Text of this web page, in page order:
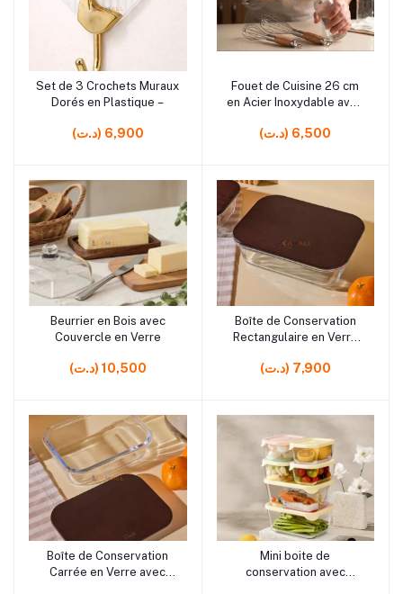
Ajouter au panier
Set de 3 Crochets Muraux
Dorés en Plastique –
(د.ت) 6,900
Ajouter au panier
Fouet de Cuisine 26 cm
en Acier Inoxydable avec
Manche en Bois –
(د.ت) 6,500
Ajouter au panier
Beurrier en Bois avec
Couvercle en Verre
(د.ت) 10,500
Ajouter au panier
Boîte de Conservation
Rectangulaire en Verre
(د.ت) 7,900
Ajouter au panier
Boîte de Conservation
Carrée en Verre avec
Ajouter au panier
Mini boite de
conservation avec